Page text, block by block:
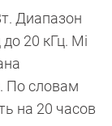
Диапазон
20 кГц. Mi
По словам
на 20 часов